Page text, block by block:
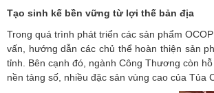
Tạo sinh kế bền vững từ lợi thế bản địa
Trong quá trình phát triển các sản phẩm
vấn, hướng dẫn các chủ thể hoàn thiện sản
tỉnh. Bên cạnh đó, ngành Công Thương còn
nền tảng số, nhiều đặc sản vùng cao của